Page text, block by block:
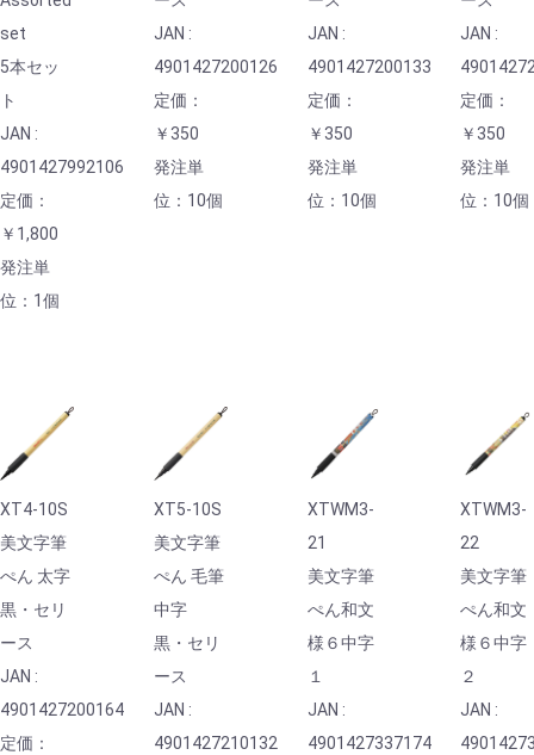
set
5本セッ
ト
JAN :
4901427992106
定価：
￥1,800
発注単
位：1個
JAN :
4901427200126
定価：
￥350
発注単
位：10個
JAN :
4901427200133
定価：
￥350
発注単
位：10個
JAN :
定価：
￥350
発注単
位：10個
XT4-10S
美文字筆
ぺん 太字
黒・セリ
ース
JAN :
4901427200164
定価：
XT5-10S
美文字筆
ぺん 毛筆
中字
黒・セリ
ース
JAN :
4901427210132
XTWM3-
21
美文字筆
ぺん和文
様６中字
１
JAN :
4901427337174
XTWM3-
22
美文字筆
ぺん和文
様６中字
２
JAN :